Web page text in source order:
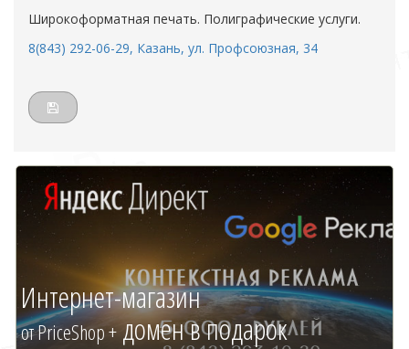
Широкоформатная печать. Полиграфические услуги.
8(843) 292-06-29, Казань, ул. Профсоюзная, 34
Интернет-магазин
от PriceShop +домен в подарок